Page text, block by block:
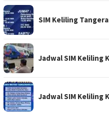
SIM Keliling
Jadwal SIM Keliling
Jadwal SIM Keliling